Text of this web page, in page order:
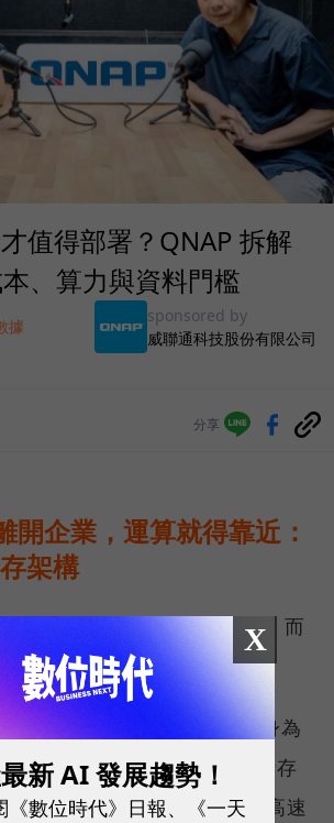
值得部署？QNAP 拆解
、算力與資料門檻
據
sponsored by
威聯通科技股份有限公司
分享
開企業，運算就得靠近：
架構
變化，不只是運算能力提高，而
定資料放在哪裡。
雲端與地端兩塊，QNAP 身為
，長期發展的是地端網路儲存
擴展至 25GbE、100GbE 高速
X
新 AI 發展趨勢！
《數位時代》日報、《一天